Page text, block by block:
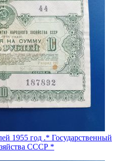
1955 год .* Государственный
СССР *